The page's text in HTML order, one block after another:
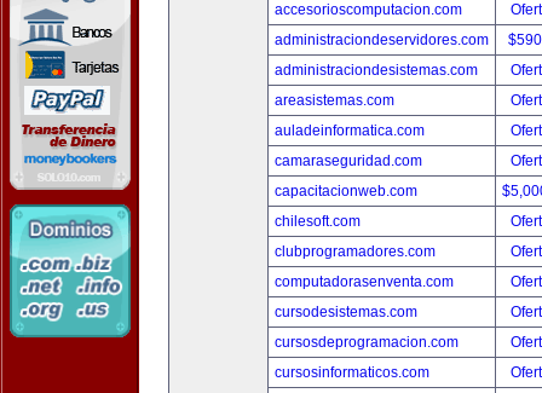
accesorioscomputacion.com
administraciondeservidores.com
administraciondesistemas.com
areasistemas.com
auladeinformatica.com
camaraseguridad.com
capacitacionweb.com
chilesoft.com
clubprogramadores.com
computadorasenventa.com
cursodesistemas.com
cursosdeprogramacion.com
cursosinformaticos.com